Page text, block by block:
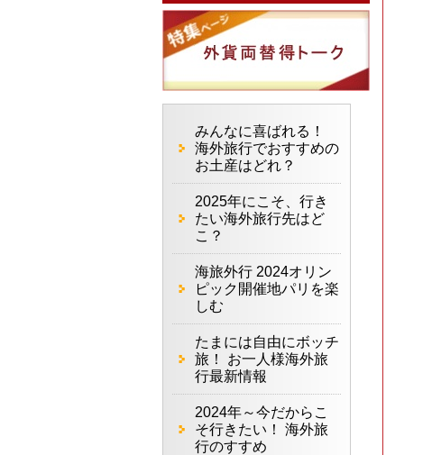
みんなに喜ばれる！
海外旅行でおすすめの
お土産はどれ？
2025年にこそ、行き
たい海外旅行先はど
こ？
海旅外行 2024オリン
ピック開催地パリを楽
しむ
たまには自由にボッチ
旅！ お一人様海外旅
行最新情報
2024年～今だからこ
そ行きたい！ 海外旅
行のすすめ